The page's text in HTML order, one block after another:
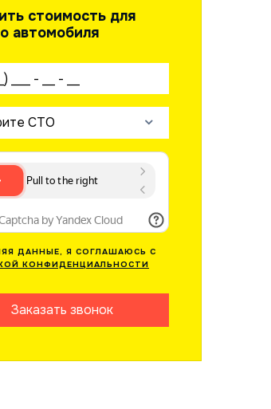
стоимость для
автомобиля
СТО
ДАННЫЕ, Я СОГЛАШАЮСЬ С
КОНФИДЕНЦИАЛЬНОСТИ
Заказать звонок